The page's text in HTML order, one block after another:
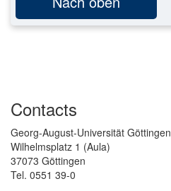
Contacts
Georg-August-Universität Göttingen
Wilhelmsplatz 1 (Aula)
37073 Göttingen
Tel. 0551 39-0